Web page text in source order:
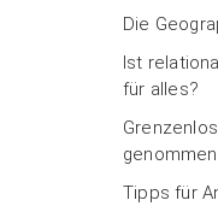
Die
Ist
für alles?
genommen
Tipps für